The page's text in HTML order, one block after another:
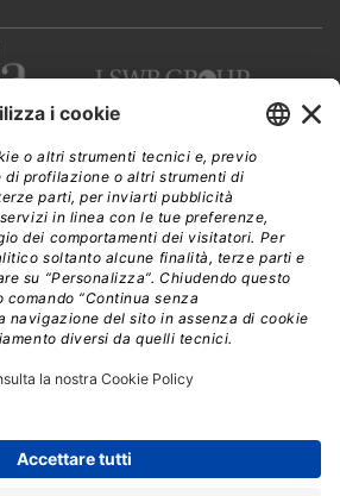
giornalistica diEdra Edizioni s.r.l.
redazione, pubblicità
Forlanini 21 - 20134 Milano
Tel. +39 02 881841
P IVA 13002100157
|Privacy
Follow Us